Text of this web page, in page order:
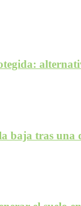
baja tras una